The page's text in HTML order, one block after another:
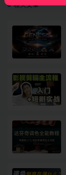
相关文章